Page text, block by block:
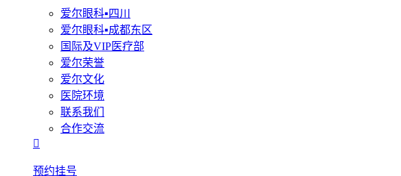
爱尔眼科▪四川
爱尔眼科▪成都东区
国际及VIP医疗部
爱尔荣誉
爱尔文化
医院环境
联系我们
合作交流

预约挂号